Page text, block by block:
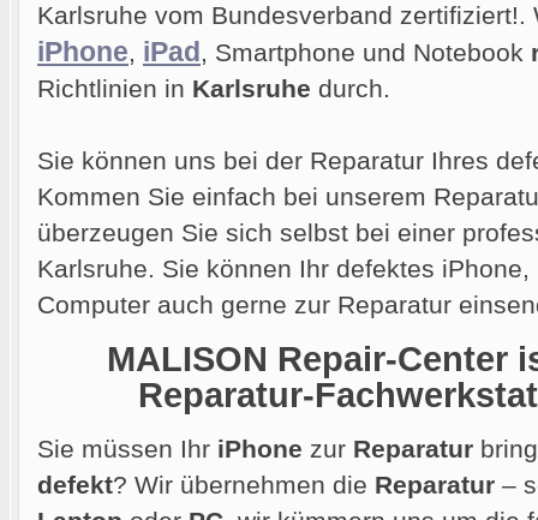
Karlsruhe vom Bundesverband
iPhone, iPad, Smartphone und Notebook
Richtlinien in Karlsruhe durch.
Sie können uns bei der Reparatur Ihres
Kommen Sie einfach bei unserem
überzeugen Sie sich selbst bei einer
Karlsruhe. Sie können Ihr defektes
Computer auch gerne zur Reparatur
MALISON Repair-Center
Reparatur-
Sie müssen Ihr iPhone zur Reparatur
defekt? Wir übernehmen die Reparatur –